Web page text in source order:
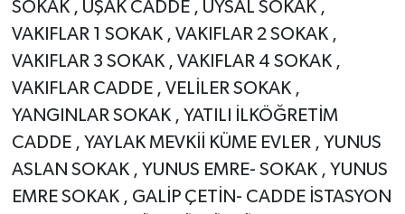
SOKAK , UŞAK CADDE , UYSAL SOKAK ,
VAKIFLAR 1 SOKAK , VAKIFLAR 2 SOKAK ,
VAKIFLAR 3 SOKAK , VAKIFLAR 4 SOKAK ,
VAKIFLAR CADDE , VELİLER SOKAK ,
YANGINLAR SOKAK , YATILI İLKÖĞRETİM
CADDE , YAYLAK MEVKİİ KÜME EVLER , YUNUS
ASLAN SOKAK , YUNUS EMRE- SOKAK , YUNUS
EMRE SOKAK , GALİP ÇETİN- CADDE İSTASYON